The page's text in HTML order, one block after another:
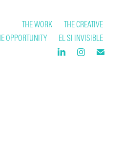
THE WORK
THE CREATIVE
OPPORTUNITY
EL SI INVISIBLE